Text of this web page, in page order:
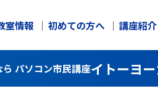
室情報 初めての方へ 講座紹介
パソコン市民講座イトーヨ